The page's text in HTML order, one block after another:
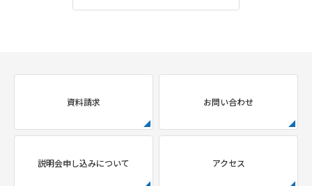
資料請求 お問い合わせ
説明会申し込みについて アクセス